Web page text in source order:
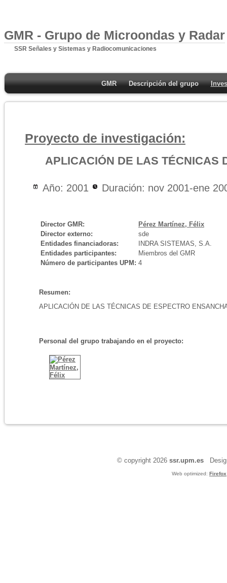
GMR - Grupo de Microondas y Radar
SSR Señales y Sistemas y Radiocomunicaciones
GMR Descripción del grupo
Proyecto de investigación:
APLICACIÓN DE LAS TÉCNICAS
Año: 2001 Duración: nov 2001-ene
Director GMR:
Pérez Martínez, Félix
Director externo:
sde
Entidades financiadoras:
INDRA SISTEMAS, S.A.
Entidades participantes:
Miembros del GMR
Número de participantes UPM: 4
Resumen:
APLICACIÓN DE LAS TÉCNICAS DE ESPECTRO
Personal del grupo trabajando en el proyecto:
© copyright 2026 ssr.upm.es
Web optimized: Firefox